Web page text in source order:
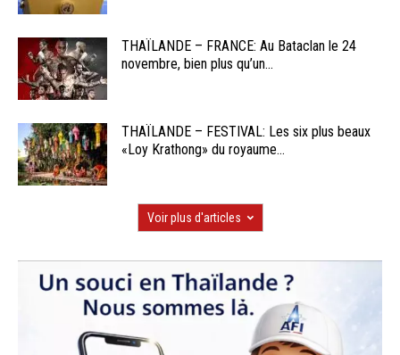
THAÏLANDE – FRANCE: Au Bataclan le 24
novembre, bien plus qu’un...
THAÏLANDE – FESTIVAL: Les six plus beaux
«Loy Krathong» du royaume...
Voir plus d'articles